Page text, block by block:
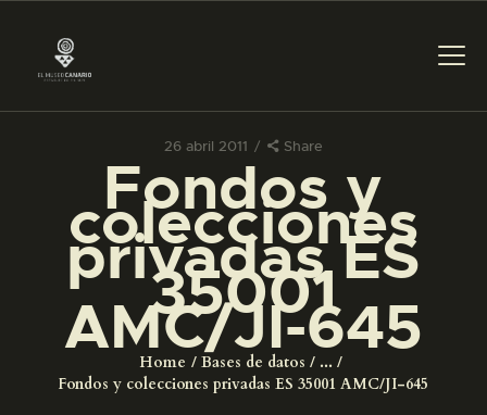
26 abril 2011 Share
Fondos y
colecciones
privadas ES
35001
AMC/JI-645
Home Bases de datos
...
Fondos y colecciones privadas ES 35001 AMC/JI-645
PREPARAR LA VISITA
ACTIVIDADES
█
EL MUSEO